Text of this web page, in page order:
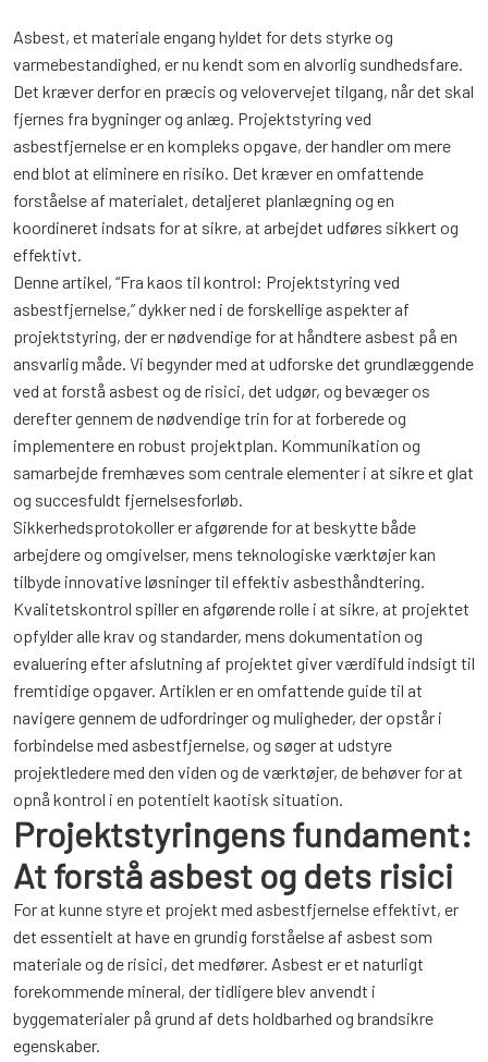
Asbest, et materiale engang hyldet for dets styrke og
varmebestandighed, er nu kendt som en alvorlig sundhedsfare.
Det kræver derfor en præcis og velovervejet tilgang, når det skal
fjernes fra bygninger og anlæg. Projektstyring ved
asbestfjernelse er en kompleks opgave, der handler om mere
end blot at eliminere en risiko. Det kræver en omfattende
forståelse af materialet, detaljeret planlægning og en
koordineret indsats for at sikre, at arbejdet udføres sikkert og
effektivt.
Denne artikel, “Fra kaos til kontrol: Projektstyring ved
asbestfjernelse,” dykker ned i de forskellige aspekter af
projektstyring, der er nødvendige for at håndtere asbest på en
ansvarlig måde. Vi begynder med at udforske det grundlæggende
ved at forstå asbest og de risici, det udgør, og bevæger os
derefter gennem de nødvendige trin for at forberede og
implementere en robust projektplan. Kommunikation og
samarbejde fremhæves som centrale elementer i at sikre et glat
og succesfuldt fjernelsesforløb.
Sikkerhedsprotokoller er afgørende for at beskytte både
arbejdere og omgivelser, mens teknologiske værktøjer kan
tilbyde innovative løsninger til effektiv asbesthåndtering.
Kvalitetskontrol spiller en afgørende rolle i at sikre, at projektet
opfylder alle krav og standarder, mens dokumentation og
evaluering efter afslutning af projektet giver værdifuld indsigt til
fremtidige opgaver. Artiklen er en omfattende guide til at
navigere gennem de udfordringer og muligheder, der opstår i
forbindelse med asbestfjernelse, og søger at udstyre
projektledere med den viden og de værktøjer, de behøver for at
opnå kontrol i en potentielt kaotisk situation.
Projektstyringens fundament:
At forstå asbest og dets risici
For at kunne styre et projekt med asbestfjernelse effektivt, er
det essentielt at have en grundig forståelse af asbest som
materiale og de risici, det medfører. Asbest er et naturligt
forekommende mineral, der tidligere blev anvendt i
byggematerialer på grund af dets holdbarhed og brandsikre
egenskaber.